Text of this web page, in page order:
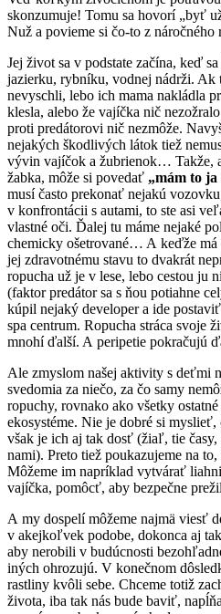
skonzumuje! Tomu sa hovorí „byť
Nuž a povieme si čo-to z náročného
Jej život sa v podstate začína, keď
jazierku, rybníku, vodnej nádrži. Ak
nevyschli, lebo ich mama nakládla
klesla, alebo že vajíčka nič
proti predátorovi nič nezmôže.
nejakých škodlivých látok tiež
vývin vajíčok a žubrienok… Takže,
žabka, môže si povedať „mám to ja
musí často prekonať nejakú
v konfrontácii s autami, to ste asi
vlastné oči. Ďalej tu máme nejaké
chemicky ošetrované… A keďže
jej zdravotnému stavu to dvakrát
ropucha už je v lese, lebo cestou ju
(faktor predátor sa s ňou potiahne
kúpil nejaký developer a ide
spa centrum. Ropucha stráca svoje
mnohí ďalší. A peripetie pokračujú
Ale zmyslom našej aktivity s deťmi
svedomia za niečo, za čo samy
ropuchy, rovnako ako všetky
ekosystéme. Nie je dobré si
však je ich aj tak dosť (žiaľ, tie
nami). Preto tiež poukazujeme na
Môžeme im napríklad vytvárať
vajíčka, pomôcť, aby bezpečne
A my dospelí môžeme najmä viesť
v akejkoľvek podobe, dokonca aj
aby nerobili v budúcnosti
iných ohrozujú. V konečnom
rastliny kvôli sebe. Chceme totiž
života, iba tak nás bude baviť,